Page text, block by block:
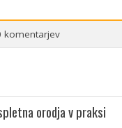
komentarjev
orodja v praksi